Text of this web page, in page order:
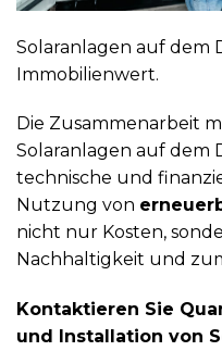
Solaranlagen auf dem
Immobilienwert.
Die Zusammenarbeit
Solaranlagen auf dem
technische und
Nutzung von
nicht nur Kosten,
Nachhaltigkeit und
Kontaktieren Sie
und Installation von